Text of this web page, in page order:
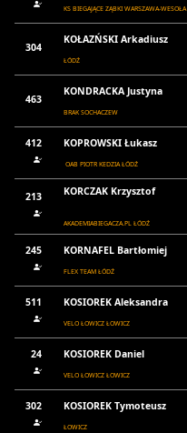
KS BIEGAJĄCE ZĄBKI WARSZAWA-WESOŁA
304
KOŁAZŃSKI Arkadiusz
ŁÓDŹ
463
KONDRACKA Justyna
BRAK SOCHACZEW
412 KOPROWSKI Łukasz
OAB PIOTR KEDZIA ŁÓDŹ
213 KORCZAK Krzysztof
AKADEMIABIEGACZA.PL ŁÓDŹ
245 KORNAFEL Bartłomiej
FLEX TEAM ŁÓDŹ
511 KOSIOREK Aleksandra
VELO ŁOWICZ ŁOWICZ
24 KOSIOREK Daniel
VELO ŁOWICZ ŁOWICZ
302 KOSIOREK Tymoteusz
ŁOWICZ